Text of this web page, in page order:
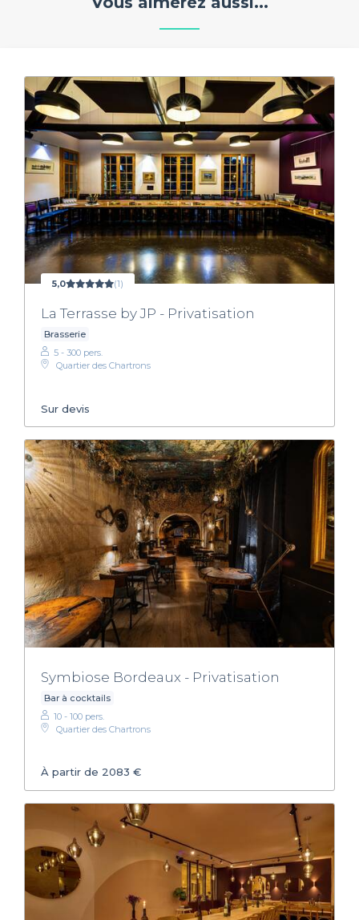
5,0 (1)
La Terrasse by JP - Privatisation
Brasserie
5 - 300 pers.
Quartier des Chartrons
Sur devis
Symbiose Bordeaux - Privatisation
Bar à cocktails
10 - 100 pers.
Quartier des Chartrons
À partir de 2083 €